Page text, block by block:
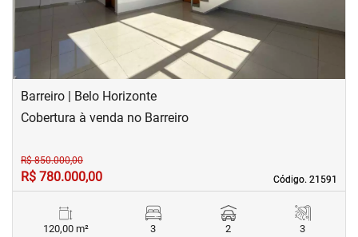
Barreiro | Belo Horizonte
Código. 21591
Código. 21591
Cobertura à venda no Barreiro
R$ 850.000,00
R$ 780.000,00
120,00 m²
3
2
3